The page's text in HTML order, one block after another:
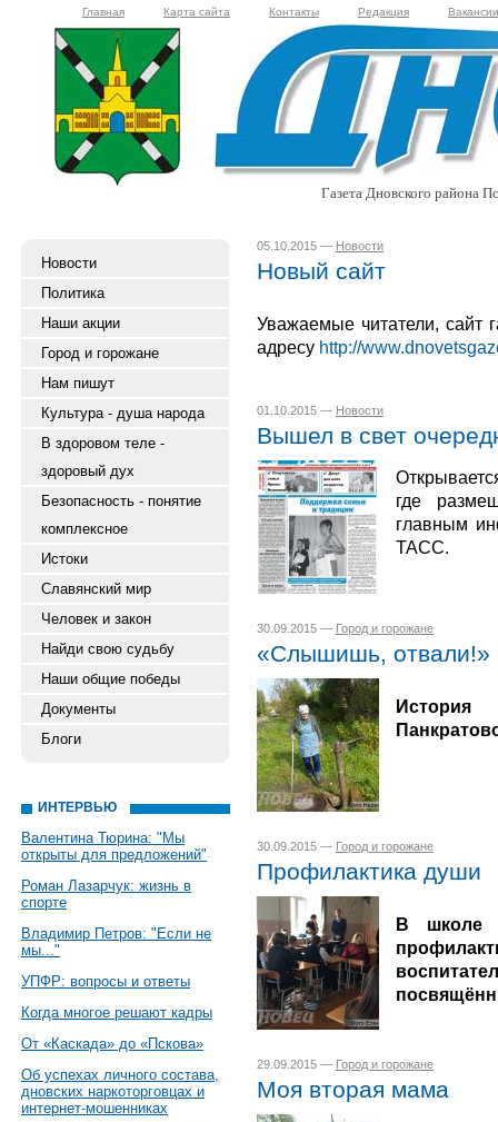
Главная Карта сайта Контакты Редакция Вакансии
Газета Дновского района
Новости
Политика
Наши акции
Город и горожане
Нам пишут
Культура - душа народа
В здоровом теле -
здоровый дух
Безопасность - понятие
комплексное
Истоки
Славянский мир
Человек и закон
Найди свою судьбу
Наши общие победы
Документы
Блоги
ИНТЕРВЬЮ
Валентина Тюрина: "Мы
открыты для предложений"
Роман Лазарчук: жизнь в
спорте
Владимир Петров: "Если не
мы..."
УПФР: вопросы и ответы
Когда многое решают кадры
От «Каскада» до «Пскова»
Об успехах личного состава,
дновских наркоторговцах и
интернет-мошенниках
05.10.2015 — Новости
Новый сайт
Уважаемые читатели, сайт
адресу http://
01.10.2015 — Новости
Вышел в свет
где
главным
ТАСС.
30.09.2015 — Город и горожане
«Слышишь, отвали!»
История
30.09.2015 — Город и горожане
Профилактика души
В школе
29.09.2015 — Город и горожане
Моя вторая мама